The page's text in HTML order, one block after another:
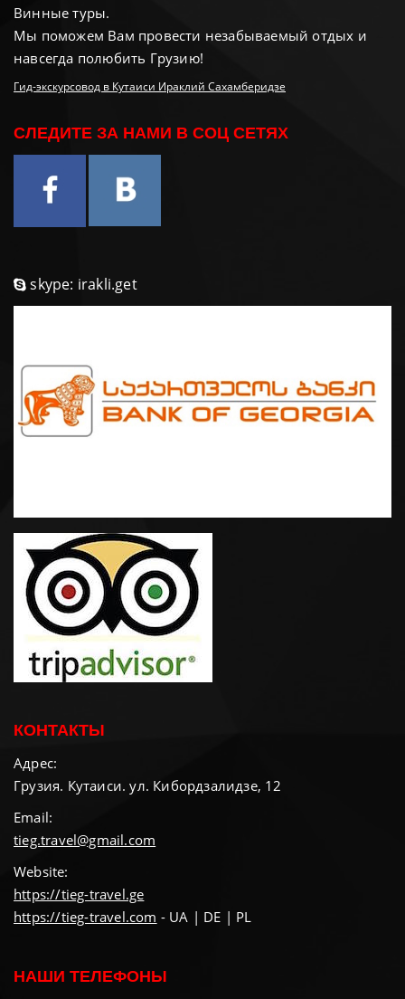
Винные туры.
Мы поможем Вам провести незабываемый отдых и
навсегда полюбить Грузию!
Гид-экскурсовод в Кутаиси Ираклий Сахамберидзе
СЛЕДИТЕ ЗА НАМИ В СОЦ СЕТЯХ
skype: irakli.get
КОНТАКТЫ
Адрес:
Грузия. Кутаиси. ул. Кибордзалидзе, 12
Email:
tieg.travel@gmail.com
Website:
https://tieg-travel.ge
https://tieg-travel.com - UA | DE | PL
НАШИ ТЕЛЕФОНЫ